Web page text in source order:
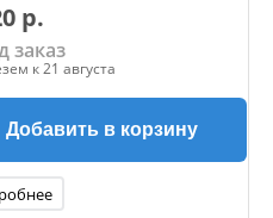
р.
заказ
к 21 августа
Добавить в корзину